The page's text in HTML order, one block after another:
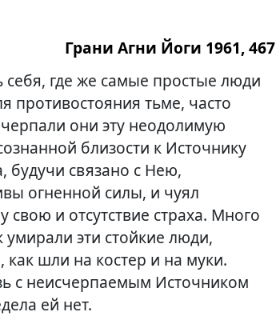
Грани Агни Йоги 1961, 467
где же самые простые люди
противостояния тьме, часто
они эту неодолимую
близости к Источнику
будучи связано с Нею,
огненной силы, и чуял
свою и отсутствие страха. Много
умирали эти стойкие люди,
как шли на костер и на муки.
с неисчерпаемым Источником
ей нет.